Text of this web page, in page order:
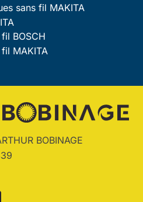
sans fil MAKITA
BOSCH
MAKITA
BOBINAGE